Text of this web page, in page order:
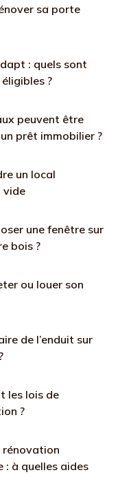
sa porte
: quels sont
?
peuvent être
prêt immobilier ?
un local
vide
une fenêtre sur
bois ?
ou louer son
de l’enduit sur
les lois de
?
rénovation
: à quelles aides